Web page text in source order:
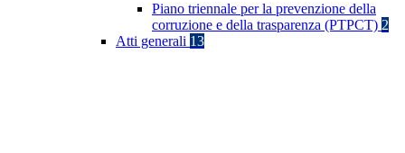
Piano triennale per la prevenzione della
corruzione e della trasparenza (PTPCT) 2
Atti generali 13